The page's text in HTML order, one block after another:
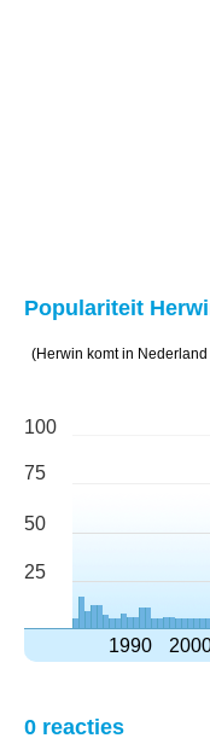
Populariteit
(Herwin komt in
100
75
50
25
1990
0 reacties